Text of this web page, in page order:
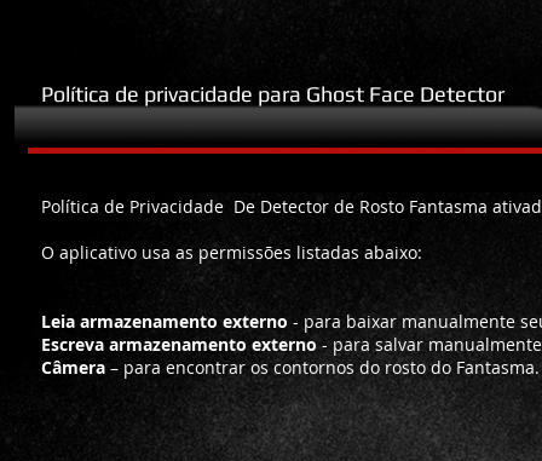
Política de privacidade para Ghost Face Detector
no Android
Política de Privacidade De Detector de Rosto Fantasma
O aplicativo usa as permissões listadas abaixo:
Leia armazenamento externo - para baixar manualmente
Escreva armazenamento externo - para salvar
Câmera – para encontrar os contornos do rosto do Fantasma.